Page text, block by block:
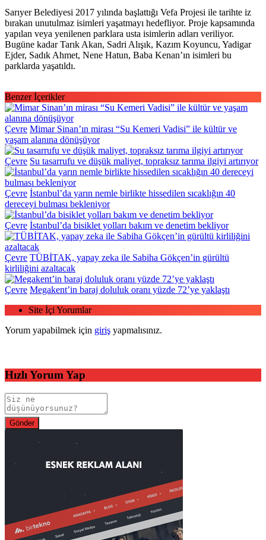
Sarıyer Belediyesi 2017 yılında başlattığı Vefa Projesi ile tarihte iz
bırakan unutulmaz isimleri yaşatmayı hedefliyor. Proje kapsamında
yapılan veya yenilenen parklara usta isimlerin adları veriliyor.
Bugüne kadar Tarık Akan, Sadri Alışık, Kazım Koyuncu, Yadigar
Ejder, Sadık Ahmet, Nene Hatun, Baba Kenan’ın isimleri bu
parklarda yaşatıldı.
Benzer İçerikler
Çevre Mimar Sinan’ın mirası “Su Kemeri Vadisi” ile kültür ve
yaşam alanına dönüşüyor
Çevre Su tasarrufu ve düşük maliyet, topraksız tarıma ilgiyi artırıyor
Çevre İstanbul’da yarın nemle birlikte hissedilen sıcaklığın 40
dereceyi bulması bekleniyor
Çevre İstanbul’da bisiklet yolları bakım ve denetim bekliyor
Çevre TÜBİTAK, yapay zeka ile Sabiha Gökçen’in gürültü
kirliliğini azaltacak
Çevre Megakent’in baraj doluluk oranı yüzde 72’ye yaklaştı
Site İçi Yorumlar
Yorum yapabilmek için giriş yapmalısınız.
Hızlı Yorum Yap